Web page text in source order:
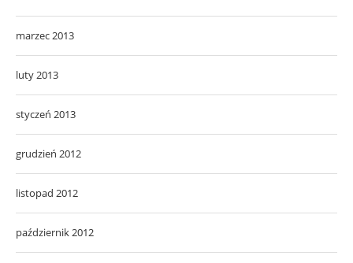
marzec 2013
luty 2013
styczeń 2013
grudzień 2012
listopad 2012
październik 2012